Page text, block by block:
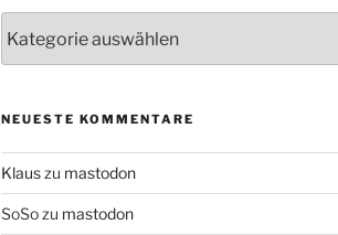
NEUESTE KOMMENTARE
Klauszu mastodon
SoSozu mastodon